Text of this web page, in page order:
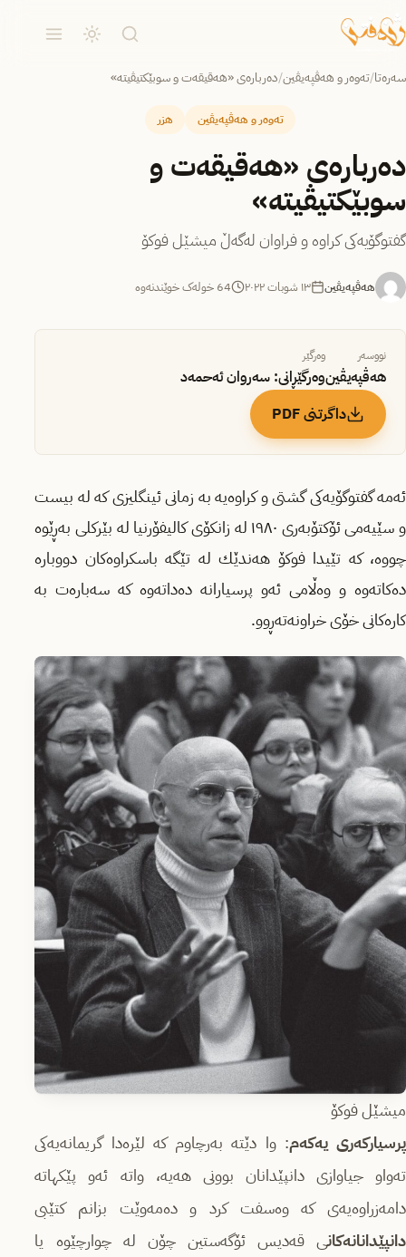
سەرەتا/تەوەر و هەڤپەیڤین/ده‌رباره‌ی «هه‌قیقه‌ت و سوبێكتیڤیته»
تەوەر و هەڤپەیڤین هزر
ده‌رباره‌ی «هه‌قیقه‌ت و
سوبێكتیڤیته»
گفتوگۆیەکی کراوە و فراوان لەگەڵ میشێل فوکۆ
هەڤپەیڤین ١٣ شوبات ٢٠٢٢ 64 خولەک خوێندنەوە
نووسەر
هەڤپەیڤین
وەرگێر
وەرگێڕانی: سەروان ئەحمەد
داگرتنی PDF
ئه‌مە گفتوگۆیەکی گشتی و کراوەیە به‌ زمانی ئینگلیزی كه‌ له‌ بیست
و سێیه‌می ئۆكتۆبه‌ری ١٩٨٠ له‌ زانكۆی كالیفۆرنیا له‌ بێركلی به‌ڕێوه‌
چووە، كه‌ تێیدا فوکۆ هه‌ندێك له‌ تێگه‌ باسكراوه‌كان دووباره‌
ده‌كاته‌وه‌ و وه‌ڵامی ئه‌و پرسیارانه‌ ده‌داته‌وه‌ كه‌ سه‌باره‌ت به‌
كاره‌كانی خۆی خراونه‌ته‌ڕوو.
میشێل فوکۆ
پرسیاركه‌ری یه‌كه‌م: وا دێته‌ به‌رچاوم كه‌ لێره‌دا گریمانه‌یه‌كی
ته‌واو جیاوازی دانپێدانان بوونی هه‌یه‌، واته‌ ئه‌و پێكهاته‌
دامه‌زراوه‌یه‌ی كه‌ وه‌سفت كرد و ده‌مه‌وێت بزانم كتێبی
دانپێدانانه‌كانی قه‌دیس ئۆگه‌ستین چۆن له‌ چوارچێوه‌ یا